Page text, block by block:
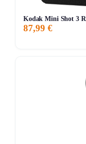
Kodak Mini Shot 3
87,99 €